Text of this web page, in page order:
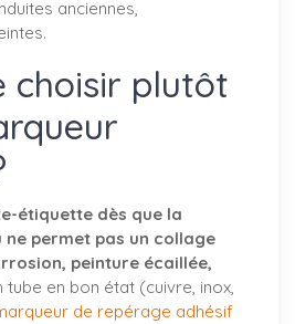
anciennes,
choisir plutôt
étiquette dès que la
permet pas un collage
peinture écaillée,
tube en bon état (cuivre, inox,
de repérage adhésif